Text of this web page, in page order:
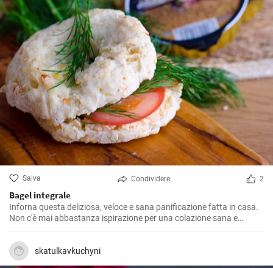
Salva Condividere 2
Bagel integrale
Inforna questa deliziosa, veloce e sana panificazione fatta in casa.
Non c'è mai abbastanza ispirazione per una colazione sana e
gustosa.
skatulkavkuchyni